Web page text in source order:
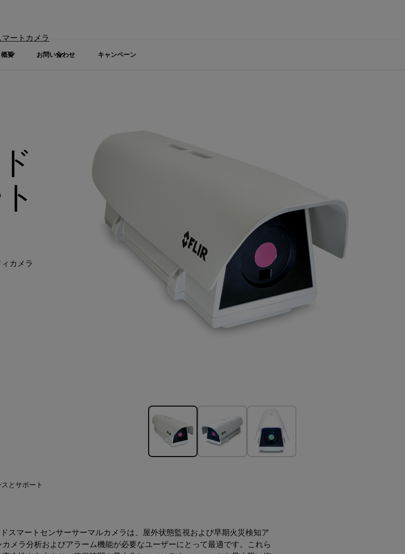
概要 お問い合わせ キャンペーン
ートカメラ
カメラ
スとサポート
スマートセンサーサーマルカメラは、屋外状態監視および早期火災検知ア
メラ分析およびアラーム機能が必要なユーザーにとって最適です。これら